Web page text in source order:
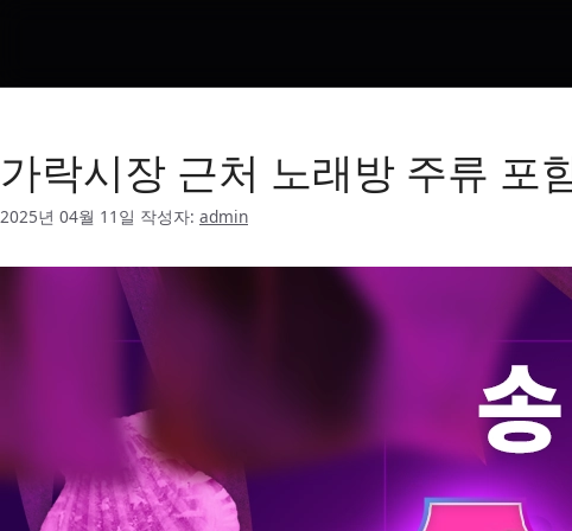
가락시장 근처 노래방 주류 포
2025년 04월 11일 작성자: admin